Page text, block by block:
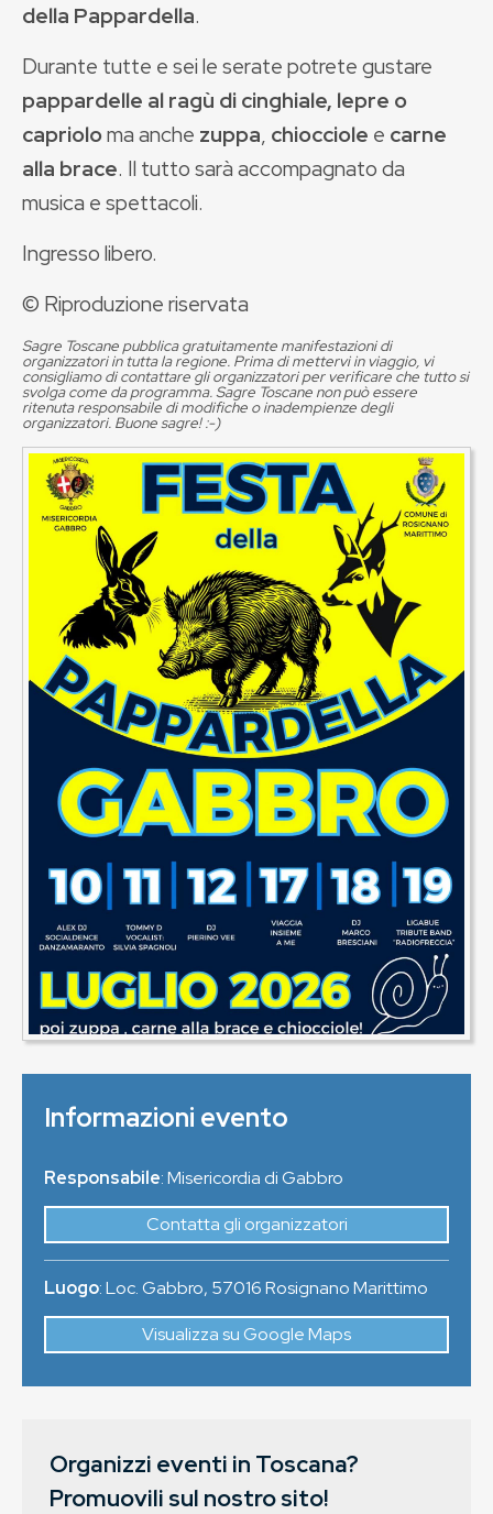
della Pappardella.
Durante tutte e sei le serate potrete gustare
pappardelle al ragù di cinghiale, lepre o
caprioloma anche zuppa, chiocciole e carne
alla brace. Il tutto sarà accompagnato da
musica e spettacoli.
Ingresso libero.
© Riproduzione riservata
Sagre Toscane pubblica gratuitamente manifestazioni di
organizzatori in tutta la regione. Prima di mettervi in viaggio, vi
consigliamo di contattare gli organizzatori per verificare che tutto si
svolga come da programma. Sagre Toscane non può essere
ritenuta responsabile di modifiche o inadempienze degli
organizzatori. Buone sagre! :-)
Informazioni evento
Responsabile: Misericordia di Gabbro
Contatta gli organizzatori
Luogo:Loc. Gabbro, 57016Rosignano Marittimo
Visualizza su Google Maps
Organizzi eventi in Toscana?
Promuovili sul nostro sito!